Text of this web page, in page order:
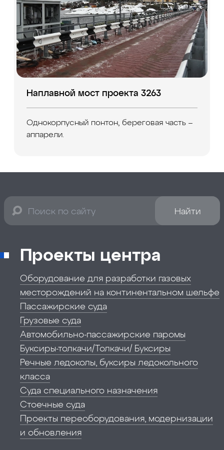
Наплавной мост проекта 3263
Однокорпусный понтон, береговая часть –
аппарели.
Найти
Проекты центра
Оборудование для разработки газовых
месторождений на континентальном шельфе
Пассажирские суда
Грузовые суда
Автомобильно-пассажирские паромы
Буксиры-толкачи/Толкачи/ Буксиры
Речные ледоколы, буксиры ледокольного
класса
Суда специального назначения
Стоечные суда
Проекты переоборудования, модернизации
и обновления